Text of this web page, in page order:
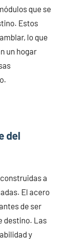
que se
Estos
lo que
un hogar
del
a
El acero
de ser
destino. Las
y